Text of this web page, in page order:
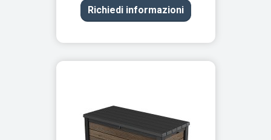
Richiedi informazioni